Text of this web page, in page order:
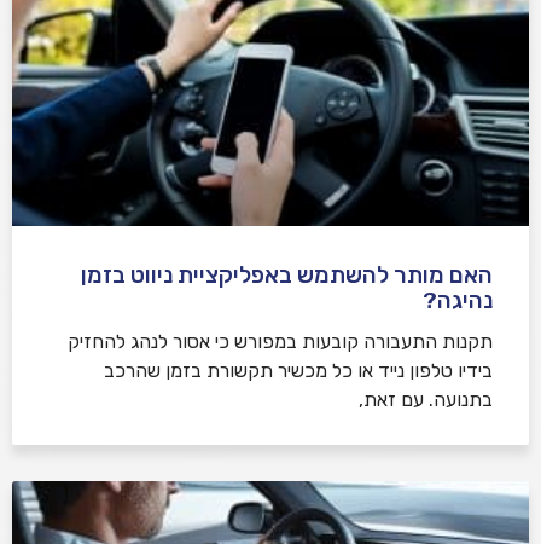
האם מותר להשתמש באפליקציית ניווט בזמן
נהיגה?
תקנות התעבורה קובעות במפורש כי אסור לנהג להחזיק
בידיו טלפון נייד או כל מכשיר תקשורת בזמן שהרכב
בתנועה. עם זאת,